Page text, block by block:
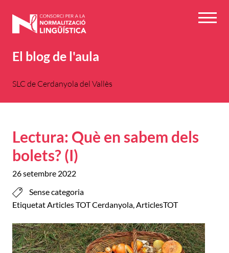
El blog de l'aula
SLC de Cerdanyola del Vallès
Lectura: Què en sabem dels
bolets? (I)
26 setembre 2022
Sense categoria
EtiquetatArticles TOT Cerdanyola,ArticlesTOT